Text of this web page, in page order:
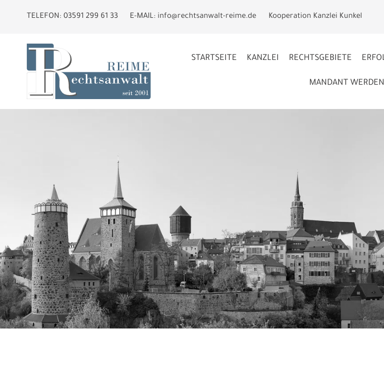
TELEFON: 03591 299 61 33 E-MAIL: info@rechtsanwalt-reime.de Kooperation Kanzlei Kunkel
STARTSEITE KANZLEI RECHTSGEBIETE
MANDANT WERDEN